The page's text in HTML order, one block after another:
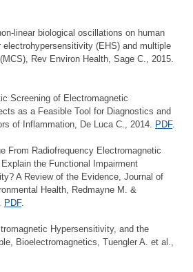
linear biological oscillations on human
(EHS) and multiple
Rev Environ Health, Sage C., 2015.
Screening of Electromagnetic
as a Feasible Tool for Diagnostics and
of Inflammation, De Luca C., 2014. PDF.
From Radiofrequency Electromagnetic
the Functional Impairment
A Review of the Evidence, Journal of
Health, Redmayne M. &
PDF.
Hypersensitivity, and the
Bioelectromagnetics, Tuengler A. et al.,